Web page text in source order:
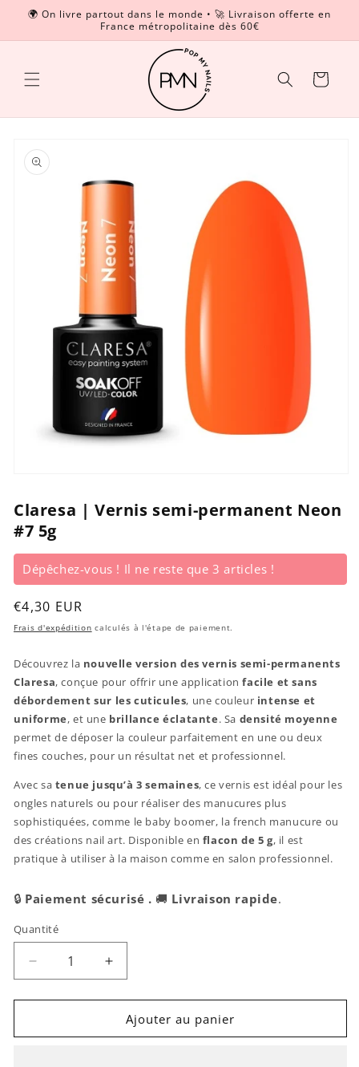
Privacy
passer
🌍 On livre partout dans le monde • 🚀 Livraison offerte en
France métropolitaine dès 60€
Panier
informations
produits
média
1
dans
une
fenêtre
modale
Claresa | Vernis semi-permanent Neon
#7 5g
Dépêchez-vous ! Il ne reste que 3 articles !
Prix
habituel
€4,30 EUR
Frais d'expédition calculés à l'étape de paiement.
Découvrez la nouvelle version des vernis semi-permanents
Claresa, conçue pour offrir une applicationfacile et sans
débordement sur les cuticules, une couleur intense et
uniforme, et une brillance éclatante. Sa densité moyenne
permet de déposer la couleur parfaitement en une ou deux
fines couches, pour un résultat net et professionnel.
Avec sa tenue jusqu’à 3 semaines, ce vernis est idéal pour les
ongles naturels ou pour réaliser des manucures plus
sophistiquées, comme le baby boomer, la french manucure ou
des créations nail art. Disponible en flacon de 5 g, il est
pratique à utiliser à la maison comme en salon professionnel.
🔒 Paiement sécurisé . 🚚 Livraison rapide.
Quantité
Réduire
la
quantité
Claresa
Augmenter
la
quantité
Claresa
Ajouter au panier